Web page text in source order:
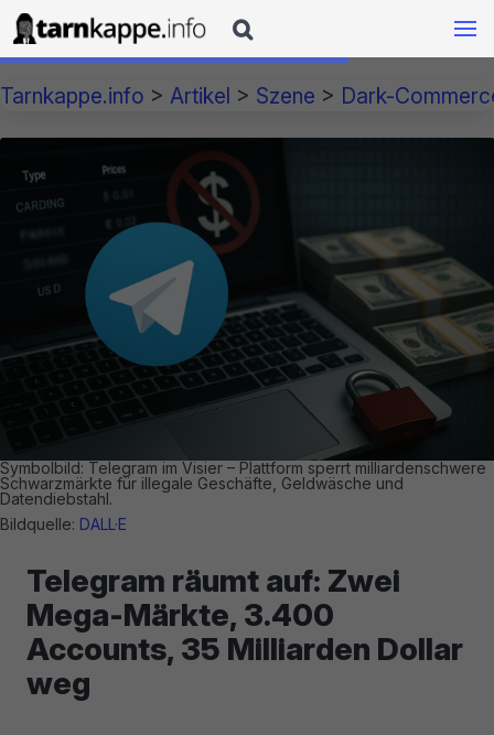

Tarnkappe.info > Artikel > Szene > Dark-
Symbolbild: Telegram im Visier – Plattform sperrt milliardenschwere
Schwarzmärkte für illegale Geschäfte, Geldwäsche und
Datendiebstahl.
Bildquelle: DALL·E
Telegram räumt auf: Zwei
Mega-Märkte, 3.400
Accounts, 35 Milliarden Dollar
weg